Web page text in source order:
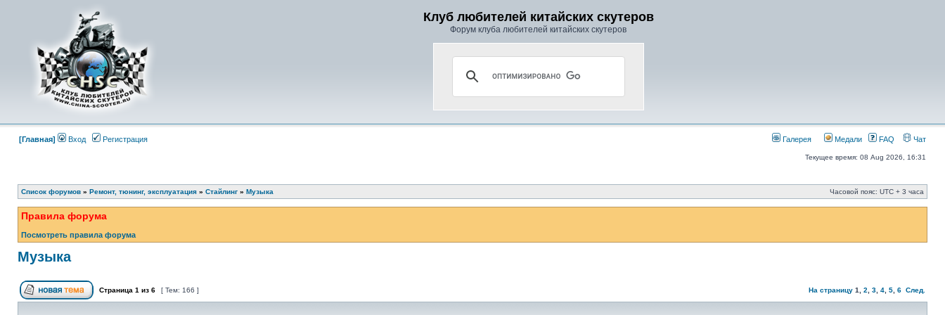
Клуб любителей китайских скутеров
Форум клуба любителей китайских скутеров
[Главная] Вход Регистрация Галерея Медали FAQ Чат
Текущее время: 08 Aug 2026, 16:31
Список форумов » Ремонт, тюнинг, эксплуатация » Стайлинг » Музыка Часовой пояс: UTC + 3 часа
Правила форума
Посмотреть правила форума
Музыка
Страница 1 из 6 [ Тем: 166 ] На страницу 1 2 3 4 5 6 След.